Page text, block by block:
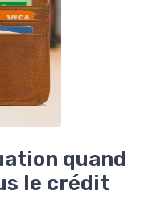
quand
le crédit